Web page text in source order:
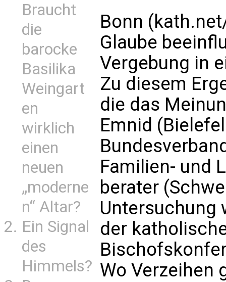
Braucht
die
barocke
Basilika
Weingart
en
wirklich
einen
neuen
„moderne
n“ Altar?
Ein Signal
des
Himmels?
Bonn
Glaube
Vergebung in
Zu diesem
die das
Emnid
Familien- und
berater
Untersuchung
der
Wo